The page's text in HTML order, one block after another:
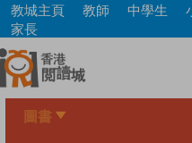
Skip
main
content
教城主頁 教師 中學生
家長
圖書